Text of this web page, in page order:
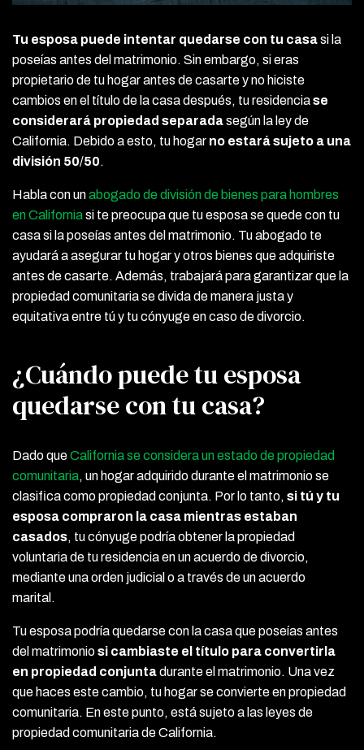
Tu esposa puede intentar quedarse con tu casasi la
poseías antes del matrimonio. Sin embargo, si eras
propietario de tu hogar antes de casarte y no hiciste
cambios en el título de la casa después, tu residenciase
considerará propiedad separadasegún la ley de
California. Debido a esto, tu hogar no estará sujeto a una
división 50/50.
Habla con unabogado de división de bienes para hombres
en Californiasi te preocupa que tu esposa se quede con tu
casa si la poseías antes del matrimonio. Tu abogado te
ayudará a asegurar tu hogar y otros bienes que adquiriste
antes de casarte. Además, trabajará para garantizar que la
propiedad comunitaria se divida de manera justa y
equitativa entre tú y tu cónyuge en caso de divorcio.
¿Cuándo puede tu esposa
quedarse con tu casa?
Dado queCalifornia se considera un estado de propiedad
comunitaria, un hogar adquirido durante el matrimonio se
clasifica como propiedad conjunta. Por lo tanto, si tú y tu
esposa compraron la casa mientras estaban
casados, tu cónyuge podría obtener la propiedad
voluntaria de tu residencia en un acuerdo de divorcio,
mediante una orden judicial o a través de un acuerdo
marital.
Tu esposa podría quedarse con la casa que poseías antes
del matrimoniosi cambiaste el título para convertirla
en propiedad conjuntadurante el matrimonio. Una vez
que haces este cambio, tu hogar se convierte en propiedad
comunitaria. En este punto, está sujeto a las leyes de
propiedad comunitaria de California.